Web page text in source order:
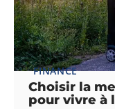
FINANCE
Choisir la
pour vivre à